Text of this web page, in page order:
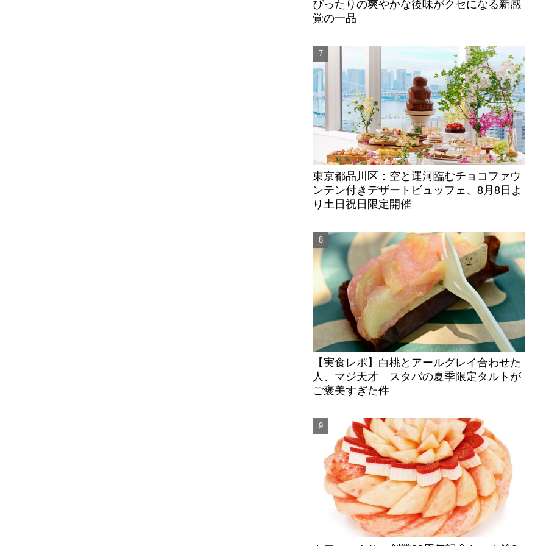
ぴったりの爽やかな後味がクセになる新感
覚の一品
東京都品川区：空と運河臨むチョコファウ
ンテン付きデザートビュッフェ、8月8日よ
り土日祝日限定開催
【実食レポ】白桃とアールグレイ合わせた
人、マジ天才 スタバの夏季限定タルトが
ご褒美すぎた件